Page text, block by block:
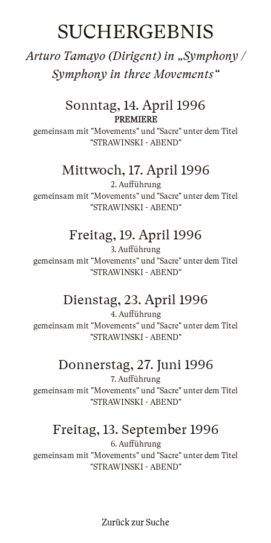
SUCHERGEBNIS
Arturo Tamayo (Dirigent) in „Symphony /
Symphony in three Movements“
Sonntag, 14. April 1996
PREMIERE
gemeinsam mit "Movements" und "Sacre" unter dem Titel
"STRAWINSKI - ABEND"
Mittwoch, 17. April 1996
2. Aufführung
gemeinsam mit "Movements" und "Sacre" unter dem Titel
"STRAWINSKI - ABEND"
Freitag, 19. April 1996
3. Aufführung
gemeinsam mit "Movements" und "Sacre" unter dem Titel
"STRAWINSKI - ABEND"
Dienstag, 23. April 1996
4. Aufführung
gemeinsam mit "Movements" und "Sacre" unter dem Titel
"STRAWINSKI - ABEND"
Donnerstag, 27. Juni 1996
7. Aufführung
gemeinsam mit "Movements" und "Sacre" unter dem Titel
"STRAWINSKI - ABEND"
Freitag, 13. September 1996
6. Aufführung
gemeinsam mit "Movements" und "Sacre" unter dem Titel
"STRAWINSKI - ABEND"
Zurück zur Suche